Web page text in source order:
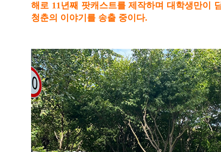
해로 11년째 팟캐스트를 제작하며 대학생만이
청춘의 이야기를 송출 중이다.